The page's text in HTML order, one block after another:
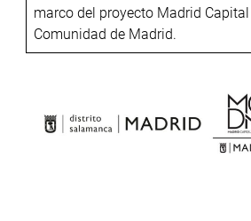
marco del proyecto Madrid
Comunidad de Madrid.